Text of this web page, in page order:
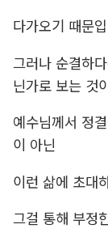
다가오기 때문
그러나 순결하
닌가로 보는 것
예수님께서 정
이 아닌
이런 삶에 초대
그걸 통해 부정